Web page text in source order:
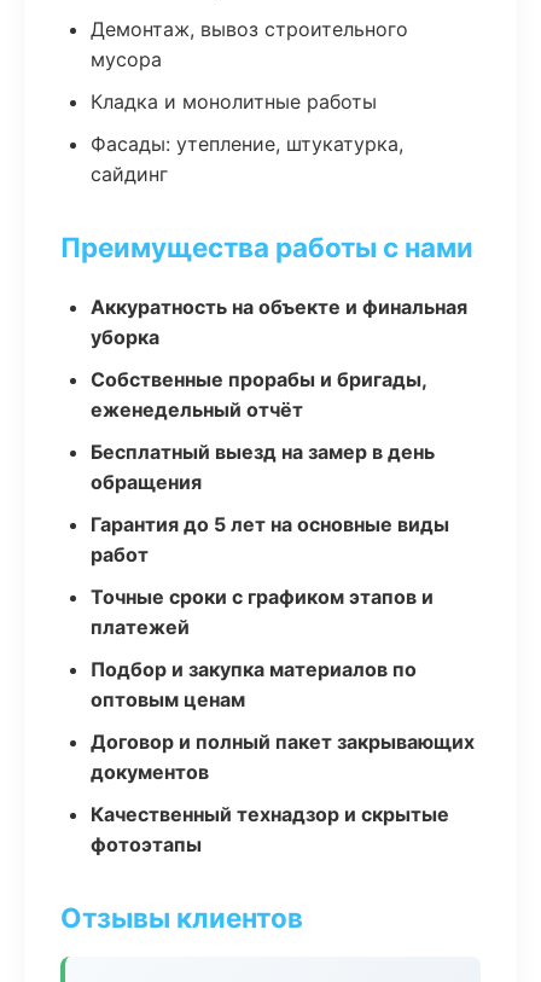
Демонтаж, вывоз строительного
мусора
Кладка и монолитные работы
Фасады: утепление, штукатурка,
сайдинг
Преимущества работы с нами
Аккуратность на объекте и финальная
уборка
Собственные прорабы и бригады,
еженедельный отчёт
Бесплатный выезд на замер в день
обращения
Гарантия до 5 лет на основные виды
работ
Точные сроки с графиком этапов и
платежей
Подбор и закупка материалов по
оптовым ценам
Договор и полный пакет закрывающих
документов
Качественный технадзор и скрытые
фотоэтапы
Отзывы клиентов